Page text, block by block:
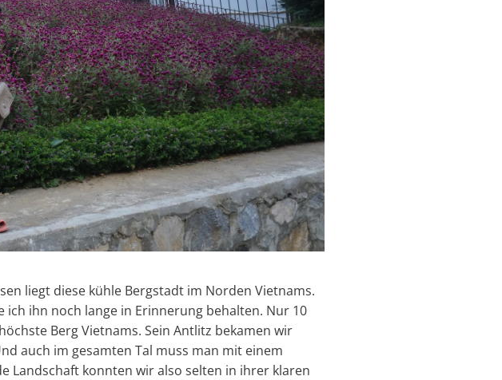
liegt diese kühle Bergstadt im Norden Vietnams.
ihn noch lange in Erinnerung behalten. Nur 10
Berg Vietnams. Sein Antlitz bekamen wir
auch im gesamten Tal muss man mit einem
Landschaft konnten wir also selten in ihrer klaren